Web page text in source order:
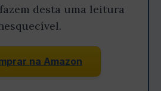
desta uma leitura
na Amazon